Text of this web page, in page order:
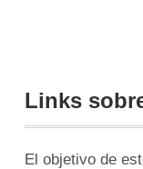
Links
El objetivo de